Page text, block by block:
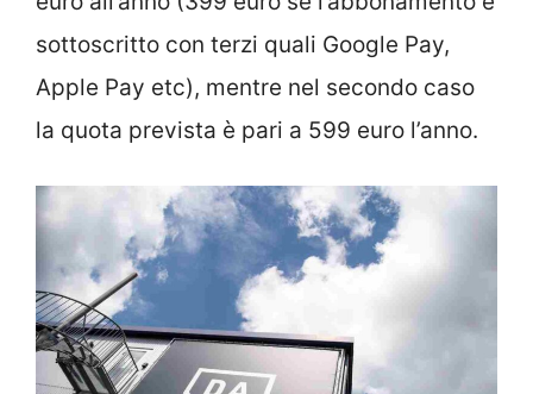
sottoscritto con terzi quali Google Pay,
Apple Pay etc), mentre nel secondo caso
la quota prevista è pari a 599 euro l’anno.